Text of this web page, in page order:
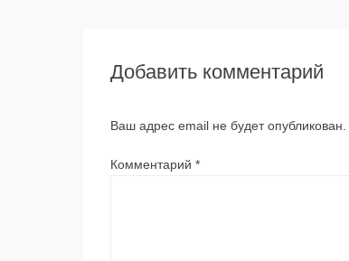
Добавить комментарий
Ваш адрес email не будет опубликован.
Комментарий *